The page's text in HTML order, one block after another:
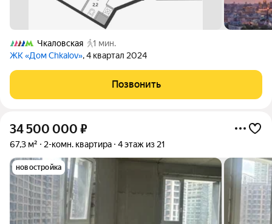
Чкаловская
1 мин.
ЖК «Дом Chkalov», 4 квартал 2024
Позвонить
34 500 000 ₽
67,3 м² 2-комн. квартира 4 этаж из 21
новостройка